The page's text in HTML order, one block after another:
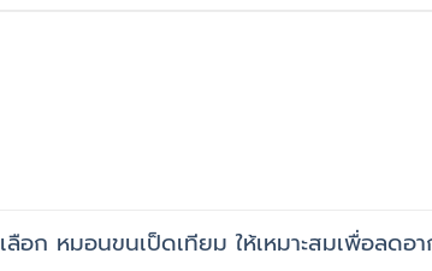
เลือก หมอนขนเป็ดเทียม ให้เหมาะสมเพื่อลดอา